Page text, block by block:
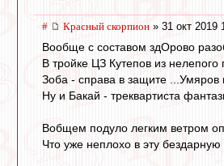
# Красный скорпион » 31 окт 2019
Вообще с составом здОрово
В тройке ЦЗ Кутепов из
Зоба - справа в защите ...Умяров
Ну и Бакай - треквартиста
Вобщем подуло легким ветром
Что уже неплохо в эту